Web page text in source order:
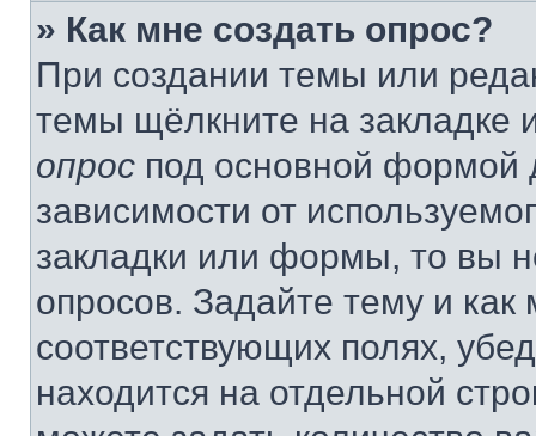
» Как мне создать опрос?
При создании темы или
темы щёлкните на
опрос под основной формой
зависимости от
закладки или формы, то вы
опросов. Задайте тему и
соответствующих полях,
находится на отдельной